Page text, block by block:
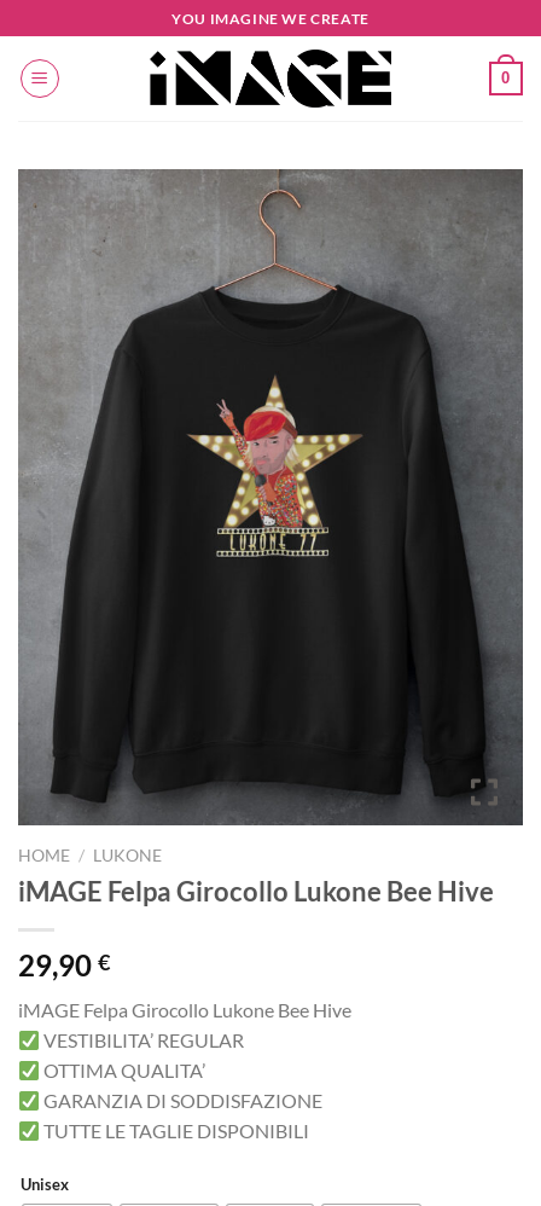
ai
contenuti
YOU IMAGINE WE CREATE
0
HOME / LUKONE
iMAGE Felpa Girocollo Lukone Bee Hive
29,90 €
iMAGE Felpa Girocollo Lukone Bee Hive
VESTIBILITA’ REGULAR
OTTIMA QUALITA’
GARANZIA DI SODDISFAZIONE
TUTTE LE TAGLIE DISPONIBILI
Unisex